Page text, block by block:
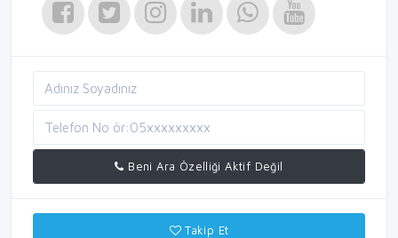
Beni Ara Özelliği Aktif Değil
Takip Et